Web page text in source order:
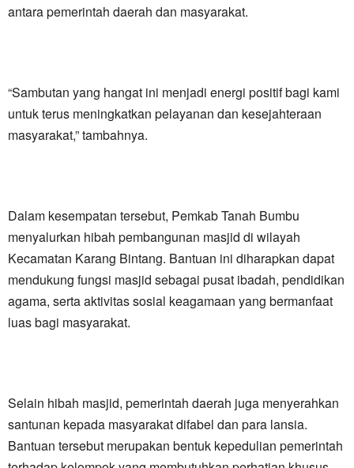
antara pemerintah daerah dan masyarakat.
“Sambutan yang hangat ini menjadi energi positif bagi kami
untuk terus meningkatkan pelayanan dan kesejahteraan
masyarakat,” tambahnya.
Dalam kesempatan tersebut, Pemkab Tanah Bumbu
menyalurkan hibah pembangunan masjid di wilayah
Kecamatan Karang Bintang. Bantuan ini diharapkan dapat
mendukung fungsi masjid sebagai pusat ibadah, pendidikan
agama, serta aktivitas sosial keagamaan yang bermanfaat
luas bagi masyarakat.
Selain hibah masjid, pemerintah daerah juga menyerahkan
santunan kepada masyarakat difabel dan para lansia.
Bantuan tersebut merupakan bentuk kepedulian pemerintah